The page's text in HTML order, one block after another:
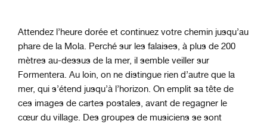
Attendez l’heure dorée et continuez votre chemin jusqu’au
phare de la Mola. Perché sur les falaises, à plus de 200
mètres au-dessus de la mer, il semble veiller sur
Formentera. Au loin, on ne distingue rien d’autre que la
mer, qui s’étend jusqu’à l’horizon. On emplit sa tête de
ces images de cartes postales, avant de regagner le
cœur du village. Des groupes de musiciens se sont